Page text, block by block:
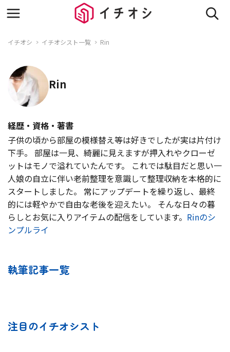
イチオシ イチオシスト一覧 Rin
Rin
経歴・資格・著書
子供の頃から部屋の模様替え等は好きでしたが実は片付け
下手。 部屋は一見、綺麗に見えますが押入れやクローゼ
ットはモノで溢れていたんです。 これでは駄目だと思い一
人娘の自立に伴い老前整理を意識して整理収納を本格的に
スタートしました。 常にアップデートを繰り返し、最終
的には軽やかで自由な老後を迎えたい。 そんな日々の暮
らしとお気に入りアイテムの配信をしています。 Rinのシ
ンプルライ
執筆記事一覧
注目のイチオシスト